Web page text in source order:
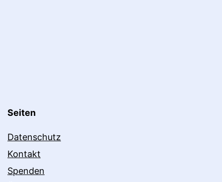
Seiten
Datenschutz
Kontakt
Spenden